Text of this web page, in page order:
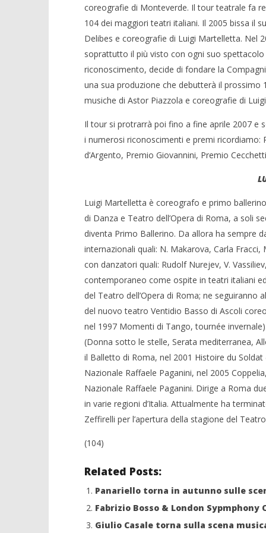
coreografie di Monteverde. Il tour teatrale fa
104 dei maggiori teatri italiani. Il 2005 bissa il
Delibes e coreografie di Luigi Martelletta. Nel
soprattutto il più visto con ogni suo
riconoscimento, decide di fondare la
una sua produzione che debutterà il
musiche di Astor Piazzola e coreografie di
Il tour si protrarrà poi fino a fine aprile 2007 e
i numerosi riconoscimenti e premi ricordiamo:
d’Argento, Premio Giovannini, Premio
Luigi Martelletta è coreografo e primo ballerino
di Danza e Teatro dell’Opera di Roma, a soli
diventa Primo Ballerino. Da allora ha sempre
internazionali quali: N. Makarova, Carla
con danzatori quali: Rudolf Nurejev, V.
contemporaneo come ospite in teatri italiani
del Teatro dell’Opera di Roma; ne seguiranno
del nuovo teatro Ventidio Basso di Ascoli
nel 1997 Momenti di Tango, tournée
(Donna sotto le stelle, Serata mediterranea,
il Balletto di Roma, nel 2001 Histoire du
Nazionale Raffaele Paganini, nel 2005
Nazionale Raffaele Paganini. Dirige a Roma
in varie regioni d’Italia. Attualmente ha
Zeffirelli per l’apertura della stagione del
(104)
Related Posts:
Panariello torna in autunno sulle
Fabrizio Bosso & London
Giulio Casale torna sulla scena